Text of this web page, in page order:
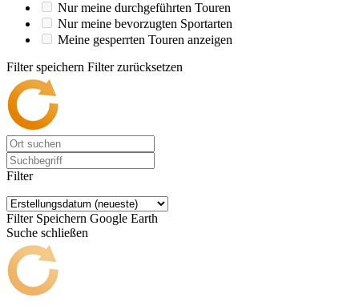
Nur meine durchgeführten Touren
Nur meine bevorzugten Sportarten
Meine gesperrten Touren anzeigen
Filter speichern Filter zurücksetzen
Filter
Filter Speichern Google Earth
Suche schließen